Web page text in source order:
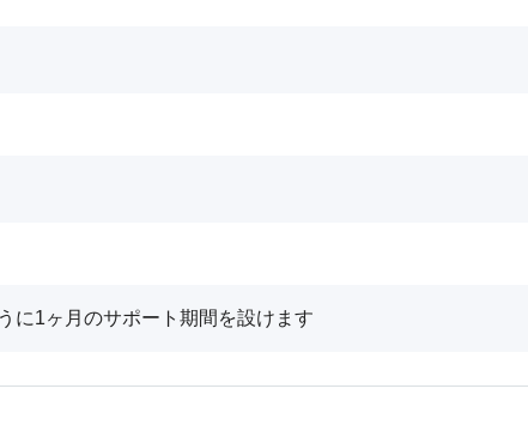
に1ヶ月のサポート期間を設けます